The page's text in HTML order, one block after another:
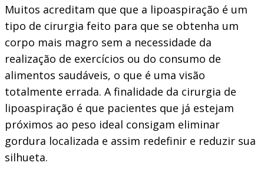
Muitos acreditam que que a lipoaspiração é um
tipo de cirurgia feito para que se obtenha um
corpo mais magro sem a necessidade da
realização de exercícios ou do consumo de
alimentos saudáveis, o que é uma visão
totalmente errada. A finalidade da cirurgia de
lipoaspiração é que pacientes que já estejam
próximos ao peso ideal consigam eliminar
gordura localizada e assim redefinir e reduzir sua
silhueta.